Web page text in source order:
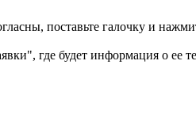
поставьте галочку и
где будет информация о ее